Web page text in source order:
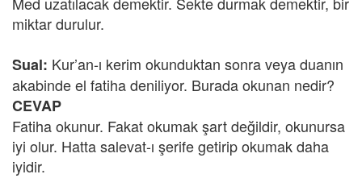
miktar durulur.
Sual: Kur’an-ı kerim okunduktan sonra veya duanın
akabinde el fatiha deniliyor. Burada okunan nedir?
CEVAP
Fatiha okunur. Fakat okumak şart değildir, okunursa
iyi olur. Hatta salevat-ı şerife getirip okumak daha
iyidir.